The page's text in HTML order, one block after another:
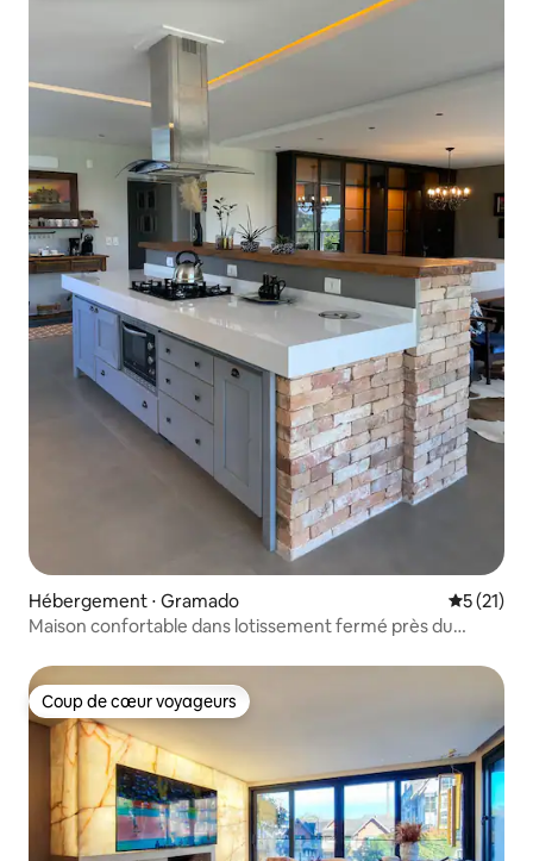
Hébergement ⋅ Gramado
5 (21)
Maison confortable dans lotissement fermé près du
Coup de cœur voyageurs
Coup de cœur voyageurs